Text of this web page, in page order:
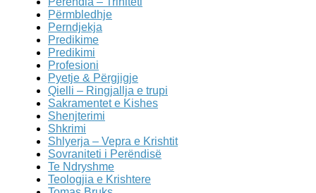
Përmbledhje
Perndjekja
Predikime
Predikimi
Profesioni
Pyetje & Përgjigje
Qielli – Ringjallja e trupi
Sakramentet e Kishes
Shenjterimi
Shkrimi
Shlyerja – Vepra e Krishtit
Sovraniteti i Perëndisë
Te Ndryshme
Teologjia e Krishtere